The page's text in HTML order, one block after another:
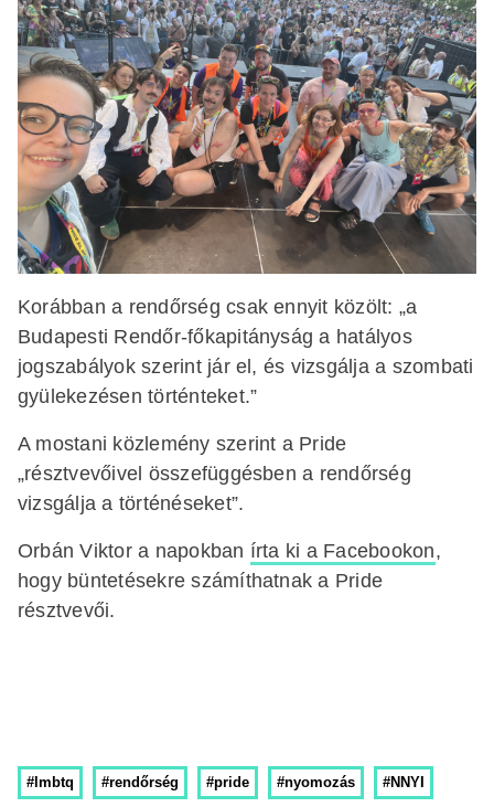
Korábban a rendőrség csak ennyit közölt: „a
Budapesti Rendőr-főkapitányság a hatályos
jogszabályok szerint jár el, és vizsgálja a szombati
gyülekezésen történteket.”
A mostani közlemény szerint a Pride
„résztvevőivel összefüggésben a rendőrség
vizsgálja a történéseket”.
Orbán Viktor a napokban írta ki a Facebookon,
hogy büntetésekre számíthatnak a Pride
résztvevői.
#lmbtq #rendőrség #pride #nyomozás #NNYI